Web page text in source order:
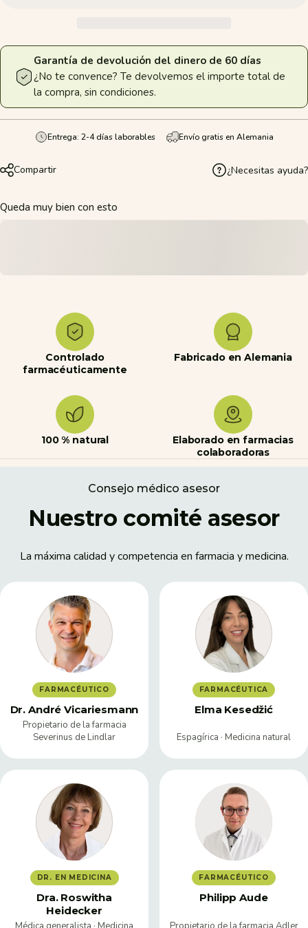
Garantía de devolución del dinero de 60 días
¿No te convence? Te devolvemos el importe total de
la compra, sin condiciones.
Entrega: 2-4 días laborables Envío gratis en Alemania
Compartir ¿Necesitas ayuda?
Queda muy bien con esto
Controlado
farmacéuticamente
Fabricado en Alemania
100 % natural
Elaborado en farmacias
colaboradoras
Consejo médico asesor
Nuestro comité asesor
La máxima calidad y competencia en farmacia y medicina.
FARMACÉUTICO
Dr. André Vicariesmann
Propietario de la farmacia
Severinus de Lindlar
FARMACÉUTICA
Elma Kesedžić
Espagírica · Medicina natural
DR. EN MEDICINA
Dra. Roswitha
Heidecker
FARMACÉUTICO
Philipp Aude